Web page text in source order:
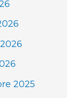
2025